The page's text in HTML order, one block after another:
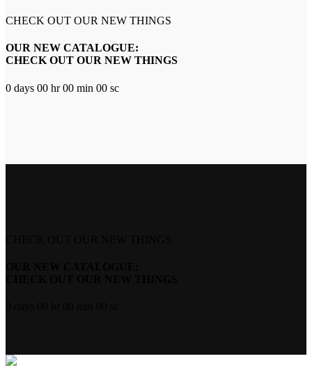
CHECK OUT OUR NEW THINGS
OUR NEW CATALOGUE:
CHECK OUT OUR NEW THINGS
0 days 00 hr00 min 00 sc